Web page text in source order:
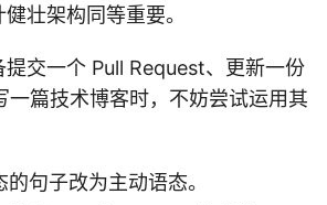
壮架构同等重要。
提交一个 Pull Request、更新一份
一篇技术博客时，不妨尝试运用其
句子改为主动语态。